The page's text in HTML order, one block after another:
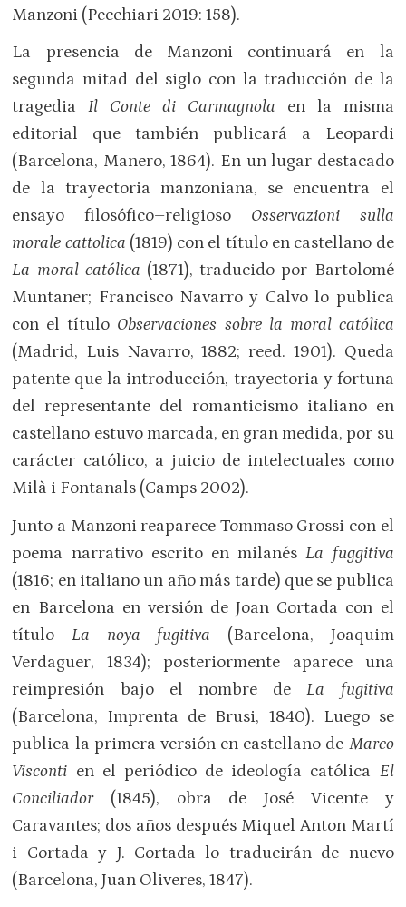
Manzoni (Pecchiari 2019: 158).
La presencia de Manzoni continuará en la
segunda mitad del siglo con la traducción de la
tragediaIl Conte di Carmagnola en la misma
editorial que también publicará a Leopardi
(Barcelona, Manero, 1864). En un lugar destacado
de la trayectoria manzoniana, se encuentra el
ensayo filosófico–religioso Osservazioni sulla
morale cattolica (1819) con el título en castellano de
La moral católica (1871), traducido por Bartolomé
Muntaner; Francisco Navarro y Calvo lo publica
con el título Observaciones sobre la moral católica
(Madrid, Luis Navarro, 1882; reed. 1901). Queda
patente que la introducción, trayectoria y fortuna
del representante del romanticismo italiano en
castellano estuvo marcada, en gran medida, por su
carácter católico, a juicio de intelectuales como
Milà i Fontanals (Camps 2002).
Junto a Manzoni reaparece Tommaso Grossi con el
poema narrativo escrito en milanésLa fuggitiva
(1816; en italiano un año más tarde) que se publica
en Barcelona en versión de Joan Cortada con el
títuloLa noya fugitiva (Barcelona, Joaquim
Verdaguer, 1834); posteriormente aparece una
reimpresión bajo el nombre deLa fugitiva
(Barcelona, Imprenta de Brusi, 1840). Luego se
publica la primera versión en castellano de Marco
Visconti en el periódico de ideología católica El
Conciliador(1845), obra de José Vicente y
Caravantes; dos años después Miquel Anton Martí
i Cortada y J. Cortada lo traducirán de nuevo
(Barcelona, Juan Oliveres, 1847).